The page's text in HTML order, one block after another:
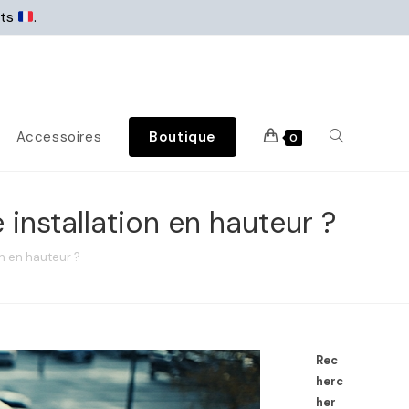
.
Accessoires Boutique 0
en hauteur ?
en hauteur ?
Rec
herc
her